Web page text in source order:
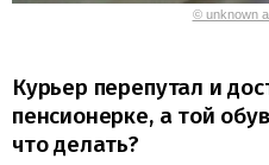
© unknown
Курьер перепутал и
пенсионерке, а той
что делать?